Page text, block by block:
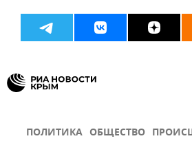
Авиация
ПОЛИТИКА ОБЩЕСТВО